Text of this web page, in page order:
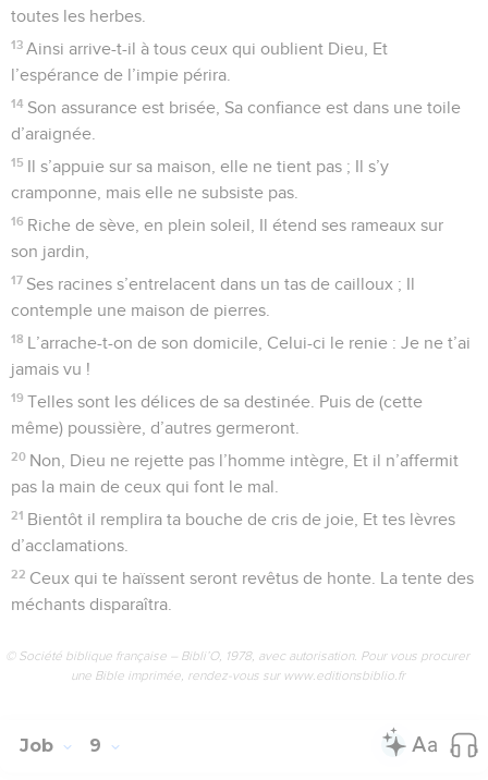
toutes les herbes.
13 Ainsi arrive-t-il à tous ceux qui oublient Dieu, Et
l’espérance de l’impie périra.
14 Son assurance est brisée, Sa confiance est dans une toile
d’araignée.
15 Il s’appuie sur sa maison, elle ne tient pas ; Il s’y
cramponne, mais elle ne subsiste pas.
16 Riche de sève, en plein soleil, Il étend ses rameaux sur
son jardin,
17 Ses racines s’entrelacent dans un tas de cailloux ; Il
contemple une maison de pierres.
18 L’arrache-t-on de son domicile, Celui-ci le renie : Je ne t’ai
jamais vu !
19 Telles sont les délices de sa destinée. Puis de (cette
même) poussière, d’autres germeront.
20 Non, Dieu ne rejette pas l’homme intègre, Et il n’affermit
pas la main de ceux qui font le mal.
21 Bientôt il remplira ta bouche de cris de joie, Et tes lèvres
d’acclamations.
22 Ceux qui te haïssent seront revêtus de honte. La tente des
méchants disparaîtra.
© Société biblique française – Bibli’O, 1978, avec autorisation. Pour vous procurer
une Bible imprimée, rendez-vous sur www.editionsbiblio.fr
Job 9